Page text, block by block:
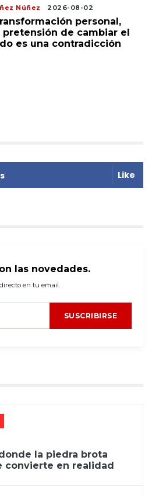
Núñez 2026-08-02
personal,
de cambiar el
es una contradicción
Like
las novedades.
en tu email.
SUSCRIBIRSE
la piedra brota
convierte en realidad